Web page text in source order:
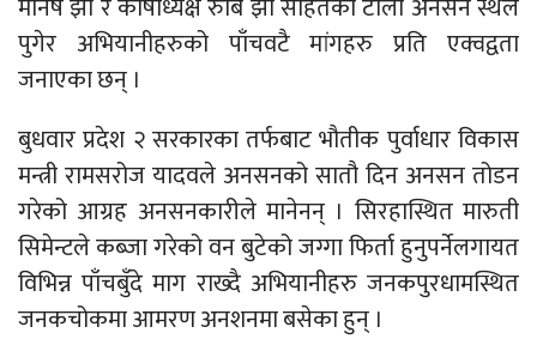
मनिष झा र कोषाध्यक्ष रुबि झा सहितको टोली अनसन स्थल
पुगेर अभियानीहरुको पाँचवटै मांगहरु प्रति एक्वद्वता
जनाएका छन् ।
बुधवार प्रदेश २ सरकारका तर्फबाट भौतीक पुर्वाधार विकास
मन्त्री रामसरोज यादवले अनसनको सातौ दिन अनसन तोडन
गरेको आग्रह अनसनकारीले मानेनन् । सिरहास्थित मारुती
सिमेन्टले कब्जा गरेको वन बुटेको जग्गा फिर्ता हुनुपर्नेलगायत
विभिन्न पाँचबुँदे माग राख्दै अभियानीहरु जनकपुरधामस्थित
जनकचोकमा आमरण अनशनमा बसेका हुन् ।